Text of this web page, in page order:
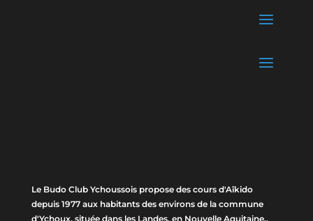
Le Budo Club Ychoussois propose des cours d'Aîkido
depuis 1977 aux habitants des environs de la commune
d'Ychoux, située dans les Landes, en Nouvelle Aquitaine..